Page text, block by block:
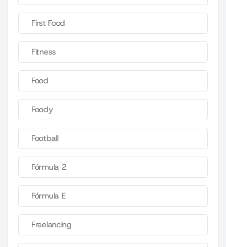
First Food
Fitness
Food
Foody
Football
Fórmula 2
Fórmula E
Freelancing